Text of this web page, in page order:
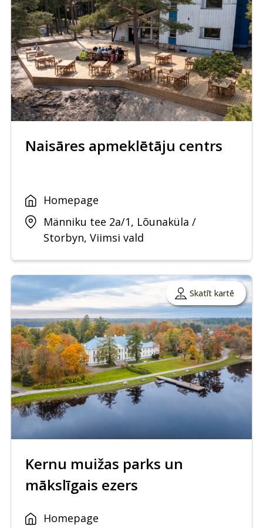
Naisāres apmeklētāju centrs
Homepage
Männiku tee 2a/1, Lõunaküla /
Storbyn, Viimsi vald
Skatīt kartē
Kernu muižas parks un
mākslīgais ezers
Homepage